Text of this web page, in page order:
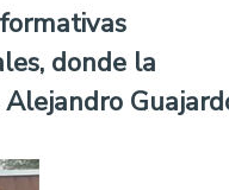
donde la